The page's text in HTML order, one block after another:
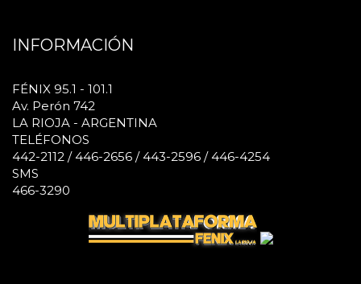
INFORMACIÓN
FÉNIX 95.1 - 101.1
Av. Perón 742
LA RIOJA - ARGENTINA
TELÉFONOS
442-2112 / 446-2656 / 443-2596 / 446-4254
SMS
466-3290